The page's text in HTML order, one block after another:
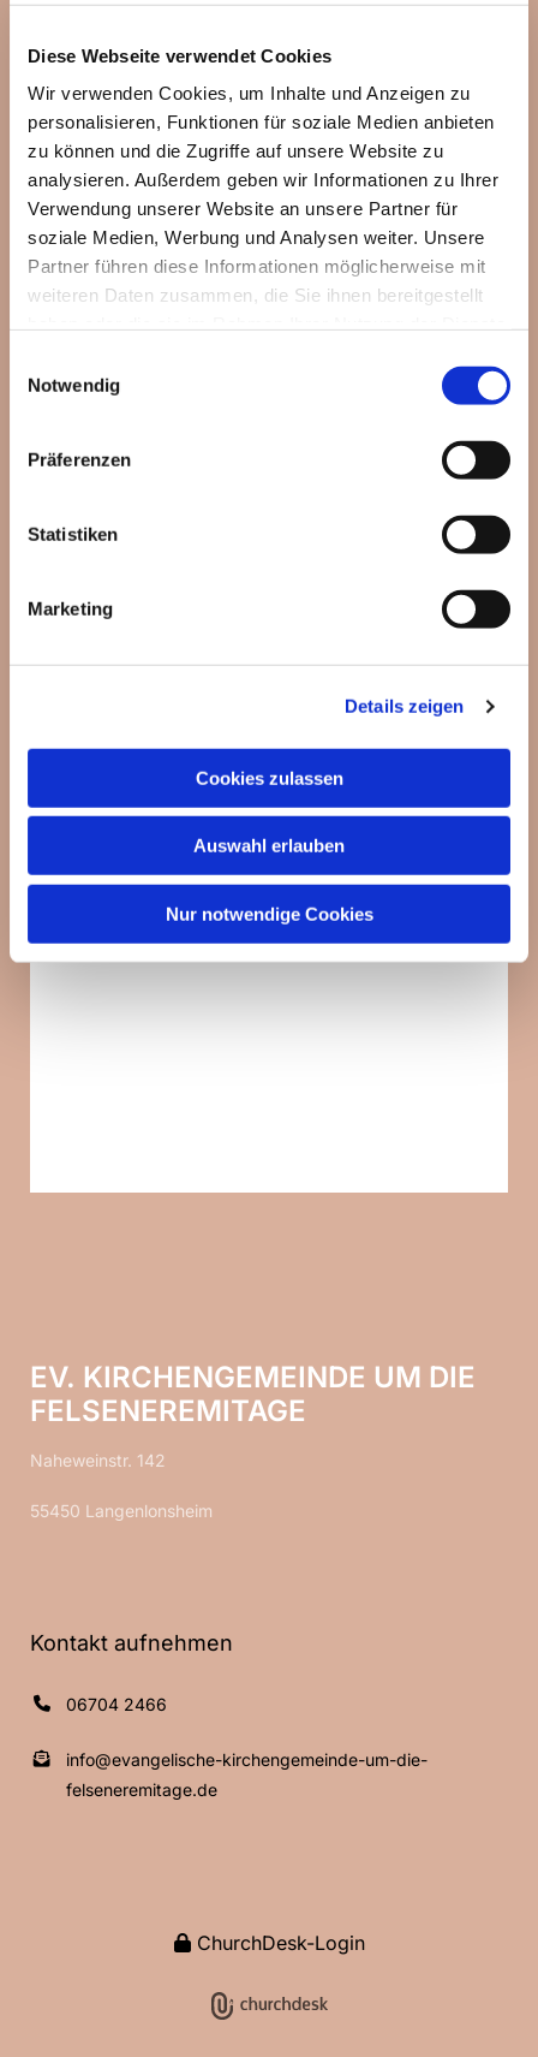
Diese Webseite verwendet Cookies
Wir verwenden Cookies, um Inhalte und Anzeigen zu
personalisieren, Funktionen für soziale Medien anbieten
zu können und die Zugriffe auf unsere Website zu
analysieren. Außerdem geben wir Informationen zu Ihrer
Verwendung unserer Website an unsere Partner für
soziale Medien, Werbung und Analysen weiter. Unsere
Partner führen diese Informationen möglicherweise mit
weiteren Daten zusammen, die Sie ihnen bereitgestellt
Notwendig
Präferenzen
Statistiken
Marketing
Details zeigen
Cookies zulassen
Auswahl erlauben
Nur notwendige Cookies
Dies könnte Sie auch
EV. KIRCHENGEMEINDE UM DIE
FELSENEREMITAGE
Naheweinstr. 142
55450 Langenlonsheim
Kontakt aufnehmen
06704 2466
info@evangelische-kirchengemeinde-um-die-
felseneremitage.de
ChurchDesk-Login